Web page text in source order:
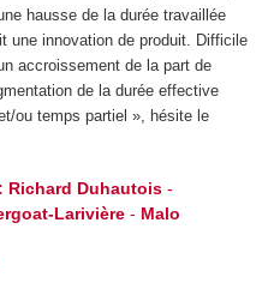
hausse de la durée travaillée
une innovation de produit. Difficile
accroissement de la part de
de la durée effective
ou temps partiel », hésite le
Richard Duhautois -
Larivière - Malo